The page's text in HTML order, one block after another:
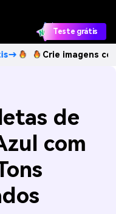
Teste grátis
imagens com IA sem
de
com